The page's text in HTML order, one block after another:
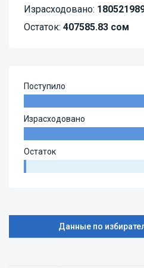
Израсходовано:
Остаток: 407585.83 сом
Поступило
Израсходовано
Остаток
Данные по